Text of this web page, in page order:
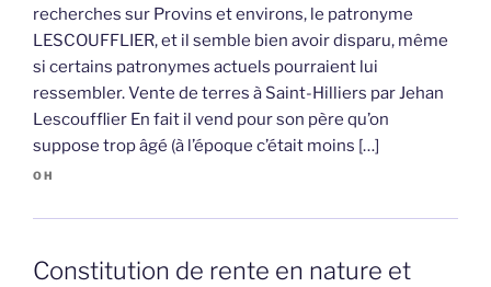
recherches sur Provins et environs, le patronyme
LESCOUFFLIER, et il semble bien avoir disparu, même
si certains patronymes actuels pourraient lui
ressembler. Vente de terres à Saint-Hilliers par Jehan
Lescoufflier En fait il vend pour son père qu’on
suppose trop âgé (à l’époque c’était moins […]
OH
Constitution de rente en nature et